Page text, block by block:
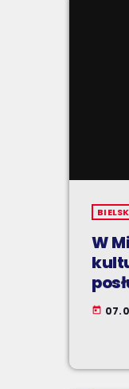
W
today